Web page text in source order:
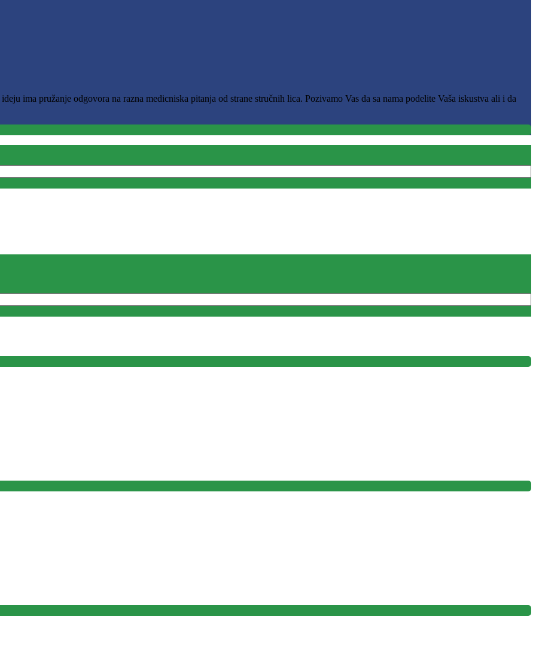
ima pružanje odgovora na razna medicniska pitanja od strane stručnih lica. Pozivamo Vas da sa nama podelite Vaša iskustva ali i da